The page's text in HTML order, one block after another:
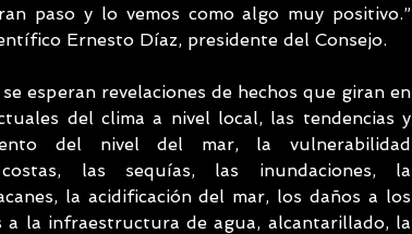
paso y lo vemos como algo muy positivo.”
Ernesto Díaz, presidente del Consejo.
esperan revelaciones de hechos que giran en
del clima a nivel local, las tendencias y
del nivel del mar, la vulnerabilidad
las sequías, las inundaciones, la
la acidificación del mar, los daños a los
a la infraestructura de agua, alcantarillado, la